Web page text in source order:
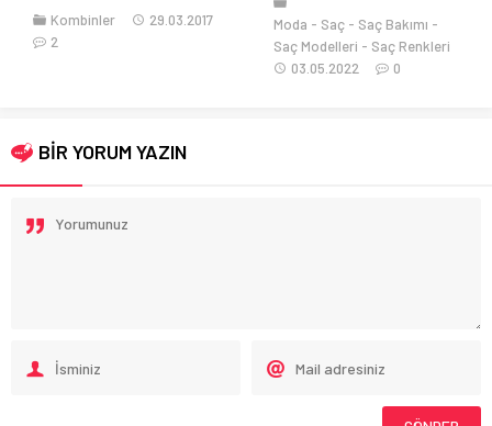
Kombinler
29.03.2017
2
Moda Saç
Saç Bakımı
Saç Modelleri
Saç Renkleri
03.05.2022
0
BİR YORUM YAZIN